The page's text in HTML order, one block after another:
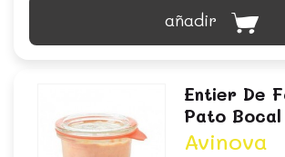
añadir
Entier De
Pato
Avinova